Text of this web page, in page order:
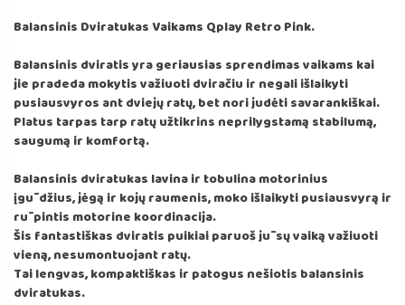
Balansinis Dviratukas Vaikams Qplay Retro Pink.
Balansinis dviratis yra geriausias sprendimas vaikams kai
jie pradeda mokytis važiuoti dviračiu ir negali išlaikyti
pusiausvyros ant dviejų ratų, bet nori judėti savarankiškai.
Platus tarpas tarp ratų užtikrins neprilygstamą stabilumą,
saugumą ir komfortą.
Balansinis dviratukas lavina ir tobulina motorinius
įgūdžius, jėgą ir kojų raumenis, moko išlaikyti pusiausvyrą ir
rūpintis motorine koordinacija.
Šis fantastiškas dviratis puikiai paruoš jūsų vaiką važiuoti
vieną, nesumontuojant ratų.
Tai lengvas, kompaktiškas ir patogus nešiotis balansinis
dviratukas.